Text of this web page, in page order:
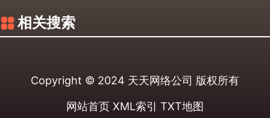
相关搜索
Copyright © 2024 天天网络公司 版权所有
网站首页 XML索引 TXT地图